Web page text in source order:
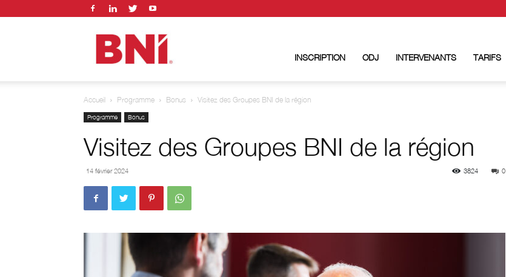
INSCRIPTION ODJ INTERVENANTS TARIFS
Accueil Programme Bonus Visitez des Groupes BNI de la région
Programme Bonus
Visitez des Groupes BNI de la région
14 février 2024 0
3824